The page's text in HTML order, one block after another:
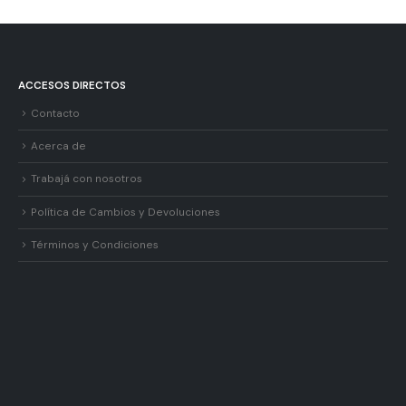
ACCESOS DIRECTOS
Contacto
Acerca de
Trabajá con nosotros
Política de Cambios y Devoluciones
Términos y Condiciones